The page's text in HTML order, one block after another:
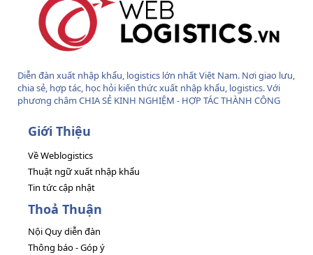
Diễn đàn xuất nhập khẩu, logistics lớn nhất Việt Nam. Nơi giao lưu,
chia sẻ, hợp tác, học hỏi kiến thức xuất nhập khẩu, logistics. Với
phương châm CHIA SẺ KINH NGHIỆM - HỢP TÁC THÀNH CÔNG
Giới Thiệu
Về Weblogistics
Thuật ngữ xuất nhập khẩu
Tin tức cập nhật
Thoả Thuận
Nội Quy diễn đàn
Thông báo - Góp ý